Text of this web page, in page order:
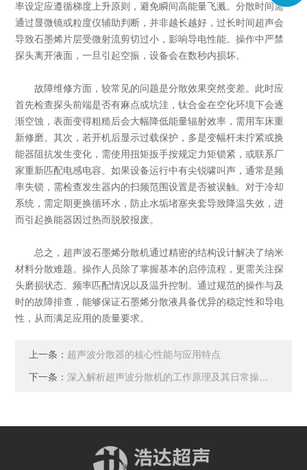
率设定应遵循梯度上升原则，避免瞬间高能量飞溅。分散时间需
通过显微镜或粒度仪辅助判断，并非越长越好，过长时间超声会
导致石墨烯片层受微射流剪切过小，影响导电性能。操作中严禁
探头离开液面，一旦引起空振，设备会在数秒内损坏。
故障维修方面，较常见的问题是分散效果突然变差。此时应
首先检查探头前端是否有麻点或坑洼，钛合金在空化环境下会逐
渐空蚀，表面变得粗糙后会大幅降低能量辐射效率，需用车床重
新修磨。其次，若开机后显示过载保护，多是变幅杆未拧紧或换
能器阻抗发生变化，需使用扭矩扳手按规定力矩锁紧，或联系厂
家重新匹配电感电容。如果设备运行中有尖锐啸叫声，通常是频
率失锁，需检查发生器内的扫频范围设置是否被误触。对于冷却
系统，需定期更换循环水，防止水垢堵塞夹套导致降温失效，进
而引起换能器因过热而脱胶报废。
总之，超声波石墨烯分散机通过精密的结构设计解决了纳米
材料分散难题。操作人员除了掌握基本的启停流程，更需关注探
头磨损状态、频率匹配情况以及温升控制。通过规范的操作与及
时的故障排查，能够保证石墨烯分散液具备优异的稳定性和导电
性，从而满足应用的质量要求。
上一条： 超声波分散器的核心性能与应用特点
下一条：深入解析超声波分散机的工作原理及其日常操作维修保养规范